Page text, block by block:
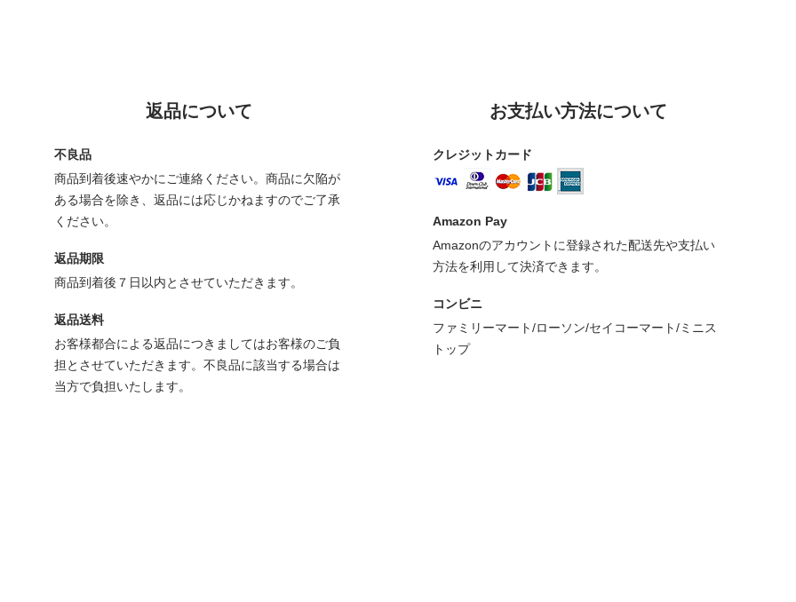
返品について
不良品
商品到着後速やかにご連絡ください。商品に欠陥が
ある場合を除き、返品には応じかねますのでご了承
ください。
返品期限
商品到着後７日以内とさせていただきます。
返品送料
お客様都合による返品につきましてはお客様のご負
担とさせていただきます。不良品に該当する場合は
当方で負担いたします。
お支払い方法について
クレジットカード
Amazon Pay
Amazonのアカウントに登録された配送先や支払い
方法を利用して決済できます。
コンビニ
ファミリーマート/ローソン/セイコーマート/ミニス
トップ